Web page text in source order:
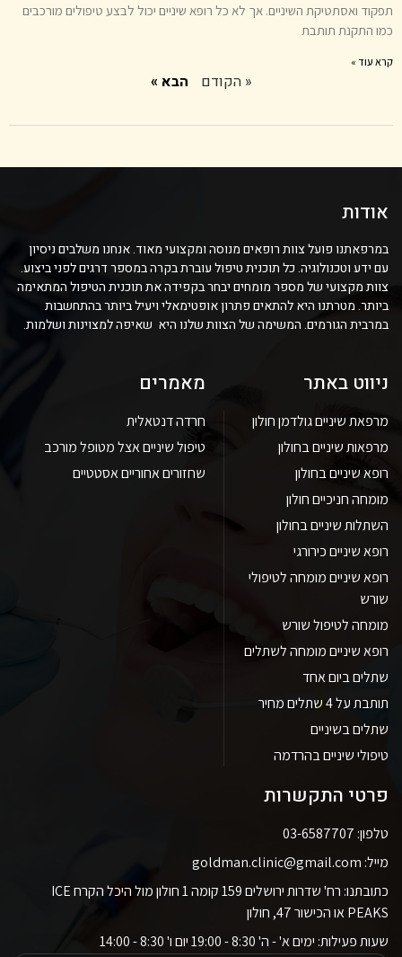
תפקוד ואסתטיקת השיניים. אך לא כל רופא שיניים יכול לבצע טיפולים מורכבים
כמו התקנת תותבת
קרא עוד »
« הקודם הבא »
אודות
במרפאתנו פועל צוות רופאים מנוסה ומקצועי מאוד. אנחנו משלבים ניסיון
עם ידע וטכנולוגיה. כל תוכנית טיפול עוברת בקרה במספר דרגים לפני ביצוע.
צוות מקצועי של מספר מומחים יבחר בקפידה את תוכנית הטיפול המתאימה
ביותר. מטרתנו היא להתאים פתרון אופטימאלי ויעיל ביותר בהתחשבות
במרבית הגורמים. המשימה של הצוות שלנו היא שאיפה למצוינות ושלמות.
ניווט באתר
מרפאת שיניים גולדמן חולון
מרפאות שיניים בחולון
רופא שיניים בחולון
מומחה חניכיים חולון
השתלות שיניים בחולון
רופא שיניים כירורגי
רופא שיניים מומחה לטיפולי
שורש
מומחה לטיפול שורש
רופא שיניים מומחה לשתלים
שתלים ביום אחד
תותבת על 4 שתלים מחיר
שתלים בשיניים
טיפולי שיניים בהרדמה
מאמרים
חרדה דנטאלית
טיפול שיניים אצל מטופל מורכב
שחזורים אחוריים אסטטיים
פרטי התקשרות
טלפון: 03-6587707
מייל: goldman.clinic@gmail.com
כתובתנו: רח' שדרות ירושלים 159 קומה 1 חולון מול היכל הקרח ICE
PEAKS או הכישור 47, חולון
שעות פעילות: ימים א' - ה' 8:30 - 19:00 יום ו' 8:30 - 14:00